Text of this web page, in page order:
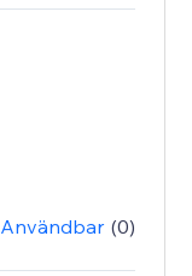
Användbar (0)